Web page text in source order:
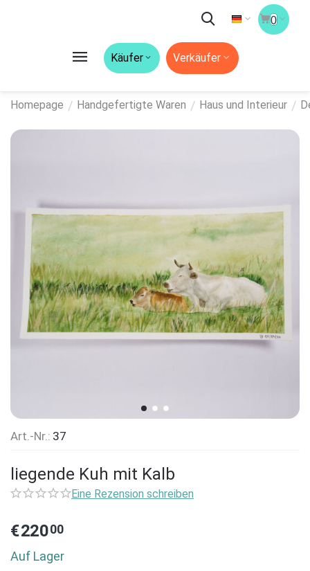
0
Käufer Verkäufer
Homepage / Handgefertigte Waren / Haus und Interieur /
Art.-Nr.: 37
liegende Kuh mit Kalb
Eine Rezension schreiben
€22000
Auf Lager